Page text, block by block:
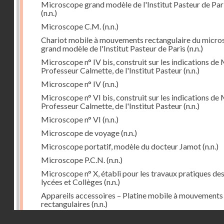
Microscope grand modèle de l'Institut Pasteur de
(n.n.)
Microscope C.M. (n.n.)
Chariot mobile à mouvements rectangulaire du
grand modèle de l'Institut Pasteur de Paris (n.n.)
Microscope n° IV bis, construit sur les indications de
Professeur Calmette, de l'Institut Pasteur(n.n.)
Microscope n° IV(n.n.)
Microscope n° VI bis, construit sur les indications de
Professeur Calmette, de l'Institut Pasteur(n.n.)
Microscope n° VI (n.n.)
Microscope de voyage(n.n.)
Microscope portatif, modèle du docteur Jamot(n.n.)
Microscope P.C.N. (n.n.)
Microscope n° X, établi pour les travaux pratiques des
lycées et Collèges (n.n.)
Appareils accessoires – Platine mobile à mouvements
rectangulaires (n.n.)